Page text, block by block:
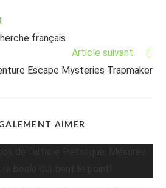
français
Article suivant
Escape Mysteries Trapmaker
AIMER